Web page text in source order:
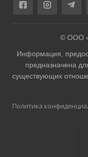
© ООО
Информация,
предназначена
существующих
Политика